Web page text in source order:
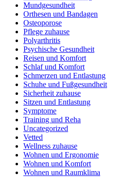
Mundgesundheit
Orthesen und Bandagen
Osteoporose
Pflege zuhause
Polyarthritis
Psychische Gesundheit
Reisen und Komfort
Schlaf und Komfort
Schmerzen und Entlastung
Schuhe und Fußgesundheit
Sicherheit zuhause
Sitzen und Entlastung
Symptome
Training und Reha
Uncategorized
Vetted
Wellness zuhause
Wohnen und Ergonomie
Wohnen und Komfort
Wohnen und Raumklima